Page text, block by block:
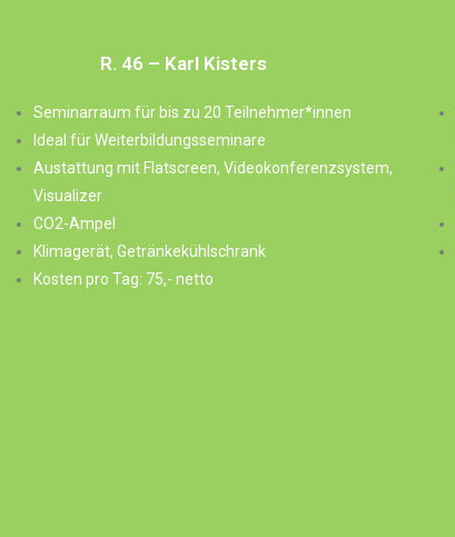
R. 46 – Karl Kisters
Seminarraum für bis zu 20 Teilnehmer*innen
Ideal für Weiterbildungsseminare
Austattung mit Flatscreen, Videokonferenzsystem,
Visualizer
CO2-Ampel
Klimagerät, Getränkekühlschrank
Kosten pro Tag: 75,- netto